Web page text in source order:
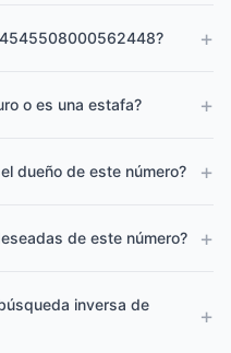
+
o es una estafa? +
dueño de este número? +
de este número? +
inversa de
+